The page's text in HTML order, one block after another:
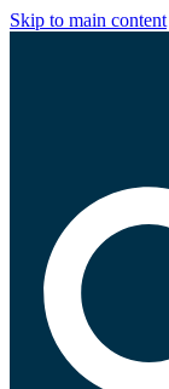
Skip to main content